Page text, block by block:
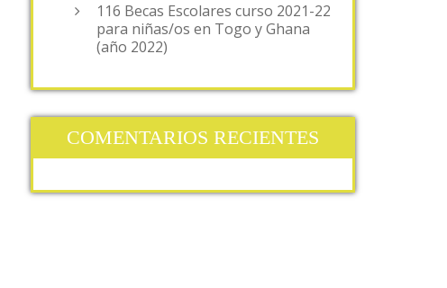
116 Becas Escolares curso 2021-22
para niñas/os en Togo y Ghana
(año 2022)
COMENTARIOS RECIENTES